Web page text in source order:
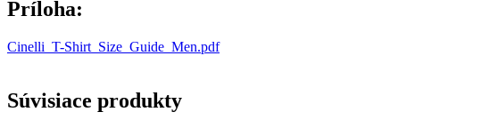
Príloha:
Cinelli_T-Shirt_Size_Guide_Men.pdf
Súvisiace produkty